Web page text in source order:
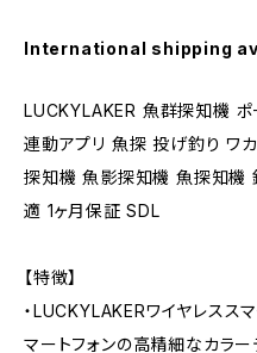
International shipping
LUCKYLAKER 魚群探知機 ポ
連動アプリ 魚探 投げ釣り ワ
探知機 魚影探知機 魚探知機
適 1ヶ月保証 SDL
【特徴】
・LUCKYLAKERワイヤレスス
マートフォンの高精細なカラ